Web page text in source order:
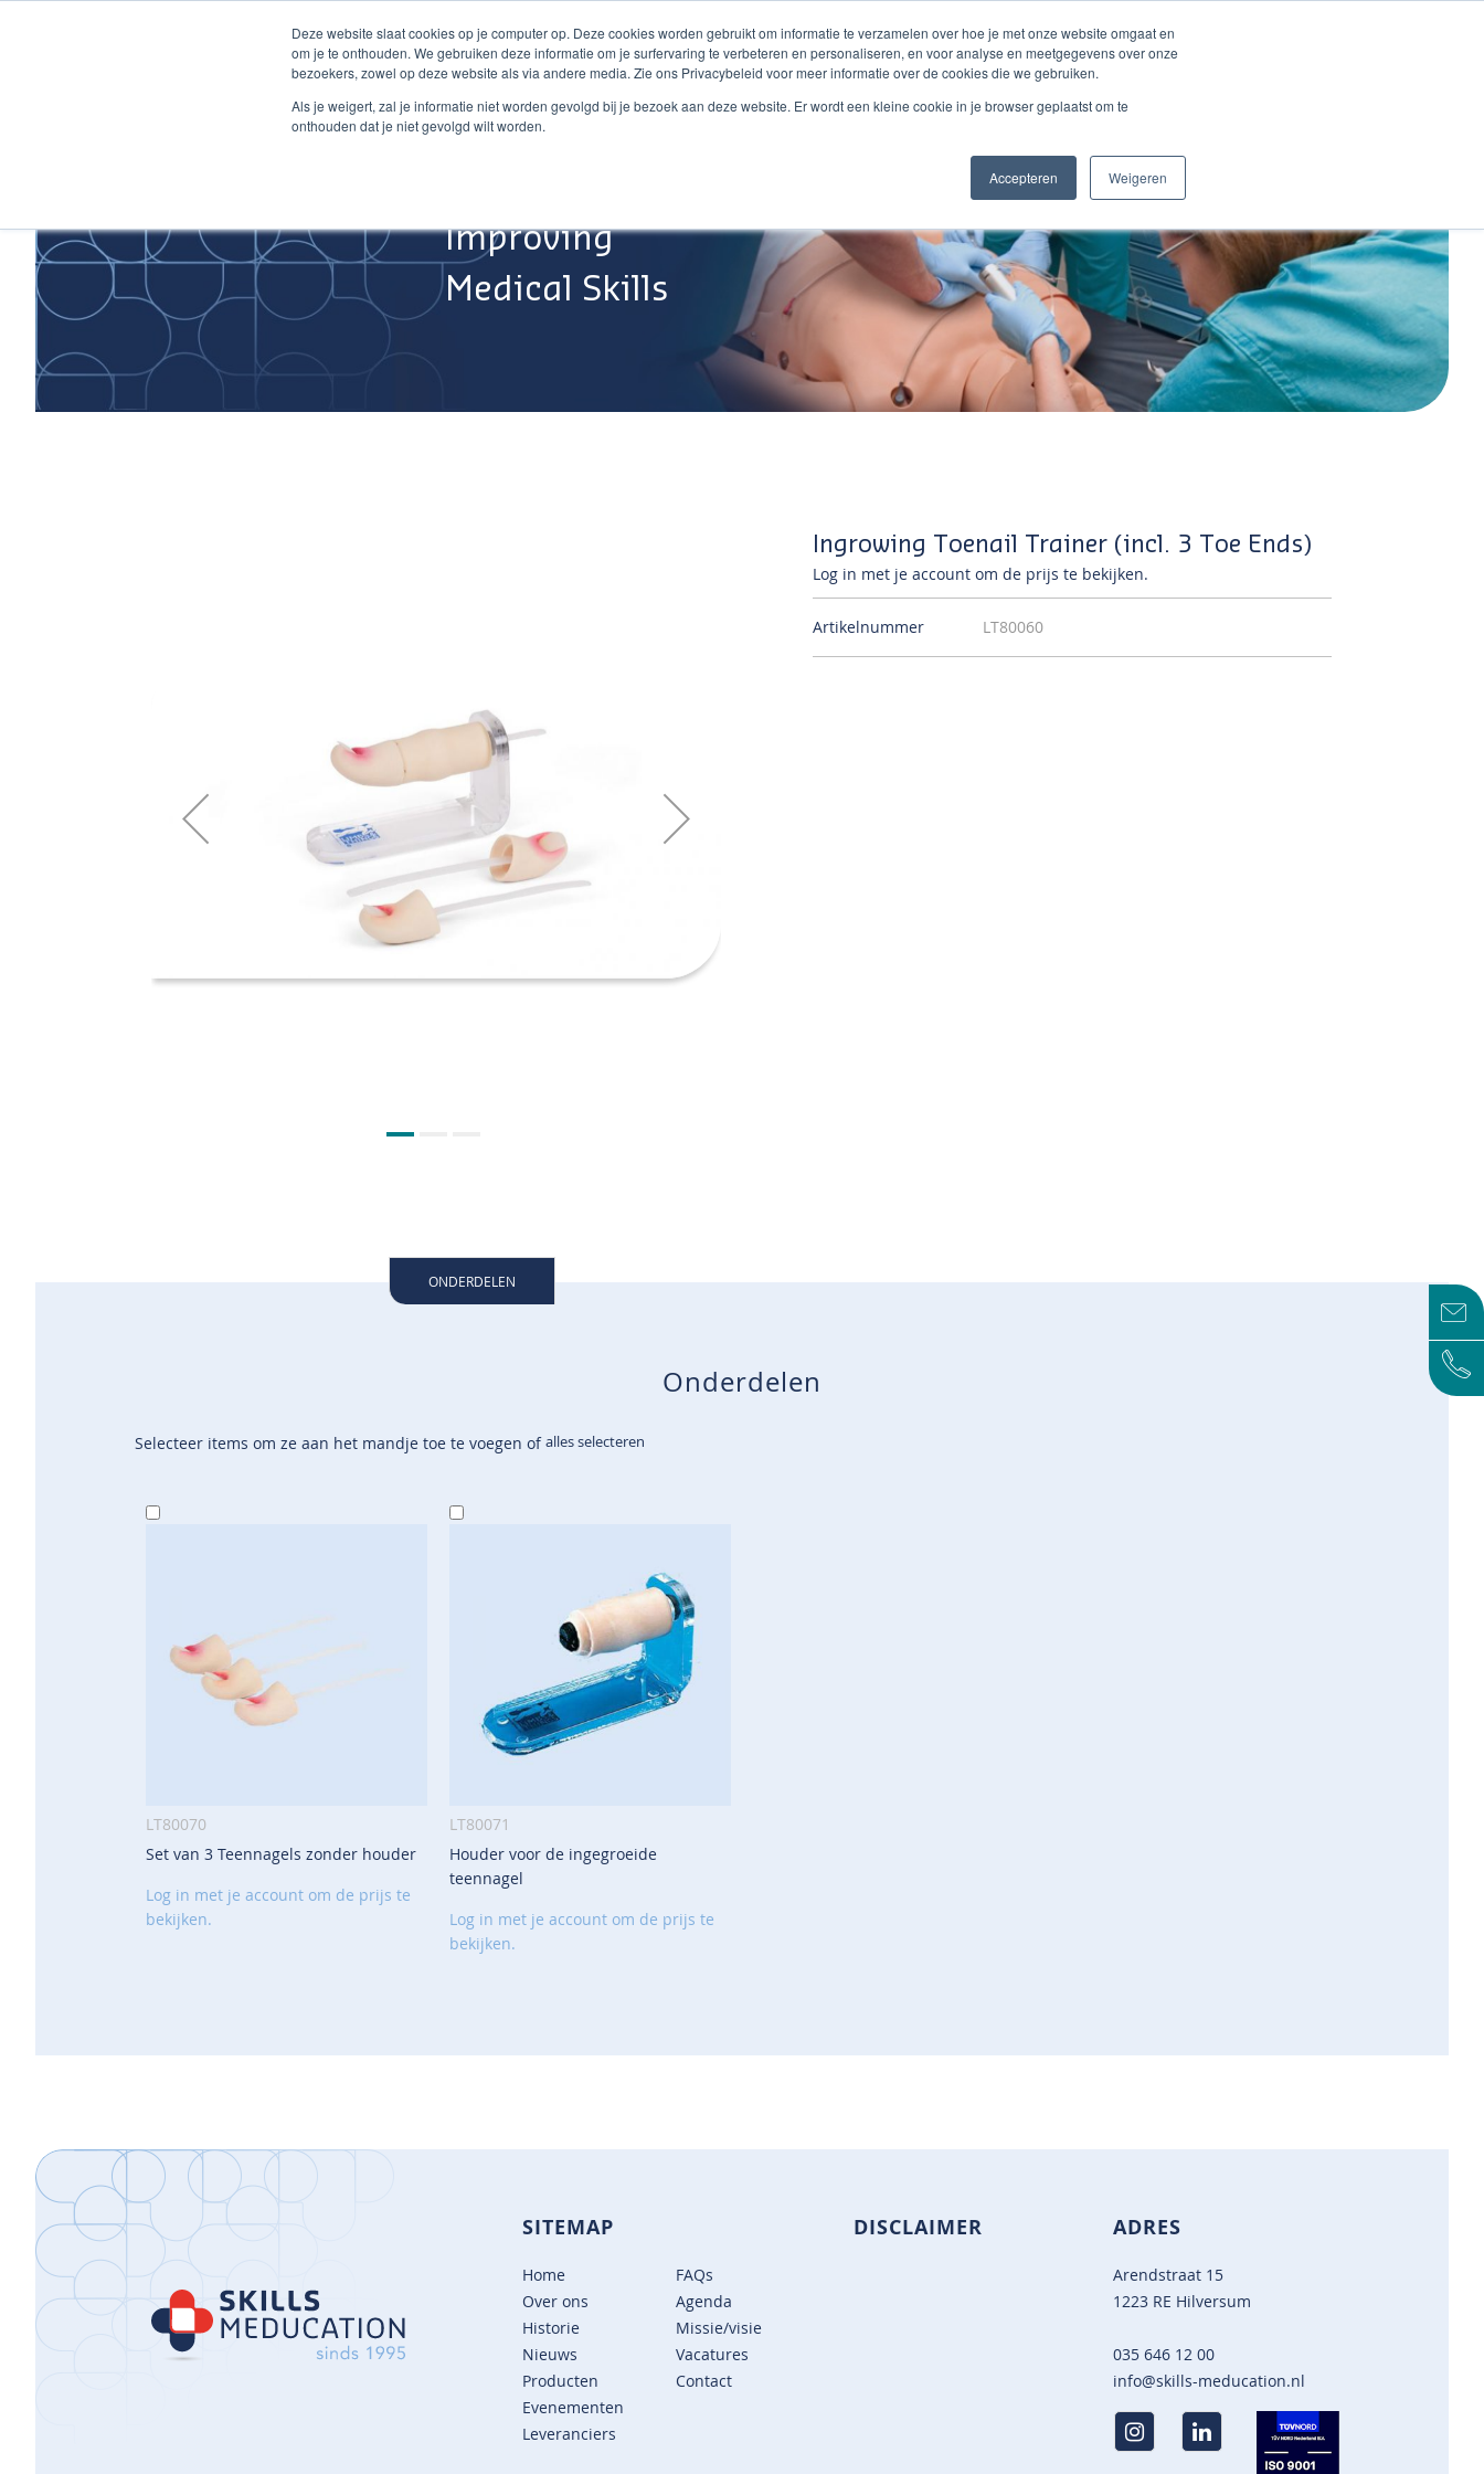
Deze website slaat cookies op je computer op. Deze cookies worden gebruikt om informatie te verzamelen over hoe je met onze website omgaat en
om je te onthouden. We gebruiken deze informatie om je surfervaring te verbeteren en personaliseren, en voor analyse en meetgegevens over onze
bezoekers, zowel op deze website als via andere media. Zie ons Privacybeleid voor meer informatie over de cookies die we gebruiken.
Als je weigert, zal je informatie niet worden gevolgd bij je bezoek aan deze website. Er wordt een kleine cookie in je browser geplaatst om te
onthouden dat je niet gevolgd wilt worden.
Accepteren Weigeren
Improving
Medical Skills
Ingrowing Toenail Trainer (incl. 3 Toe Ends)
Log in met je account om de prijs te bekijken.
Artikelnummer LT80060
ONDERDELEN
Onderdelen
Selecteer items om ze aan het mandje toe te voegen ofalles selecteren
VOEG
AAN
VERLANGLIJST
LT80070
Set van 3 Teennagels zonder houder
Log in met je account om de prijs te
bekijken.
VOEG
TOE
VERLANGLIJST
LT80071
Houder voor de ingegroeide
teennagel
Log in met je account om de prijs te
bekijken.
SITEMAP
Home
Over ons
Historie
Nieuws
Producten
Evenementen
Leveranciers
FAQs
Agenda
Missie/visie
Vacatures
Contact
DISCLAIMER ADRES
Arendstraat 15
1223 RE Hilversum
035 646 12 00
info@skills-meducation.nl